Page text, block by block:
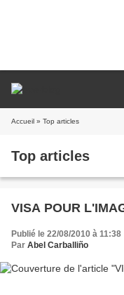
Accueil » Top articles
Top articles
VISA POUR
Publié le 22/08/2010 à 11:38
Par Abel Carballiño